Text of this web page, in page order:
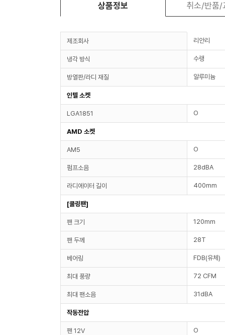
상품정보 취소/반품/
제조회사 리안리
냉각 방식 수랭
방열판/라디 재질 알루미늄
인텔 소켓
LGA1851 O
AMD 소켓
AM5 O
펌프소음 28dBA
라디에이터 길이 400mm
[쿨링팬]
팬 크기 120mm
팬 두께 28T
베어링 FDB(유체)
최대 풍량 72 CFM
최대 팬소음 31dBA
작동전압
팬 12V O